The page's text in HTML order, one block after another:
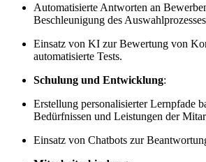
Automatisierte Antworten an
Beschleunigung des
Einsatz von KI zur Bewertung von
automatisierte Tests.
Schulung und Entwicklung:
Erstellung personalisierter Lernpfade
Bedürfnissen und Leistungen der
Einsatz von Chatbots zur